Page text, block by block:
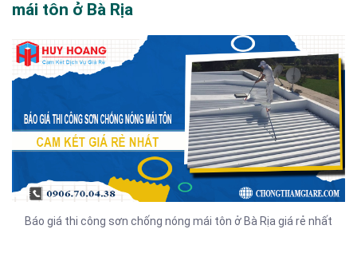
mái tôn ở Bà Rịa
Báo giá thi công sơn chống nóng mái tôn ở Bà Rịa giá rẻ nhất